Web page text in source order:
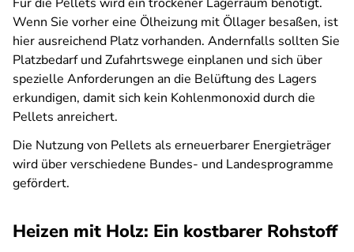
Wenn Sie vorher eine Ölheizung mit Öllager besaßen, ist
hier ausreichend Platz vorhanden. Andernfalls sollten Sie
Platzbedarf und Zufahrtswege einplanen und sich über
spezielle Anforderungen an die Belüftung des Lagers
erkundigen, damit sich kein Kohlenmonoxid durch die
Pellets anreichert.
Die Nutzung von Pellets als erneuerbarer Energieträger
wird über verschiedene Bundes- und Landesprogramme
gefördert.
Heizen mit Holz: Ein kostbarer Rohstoff